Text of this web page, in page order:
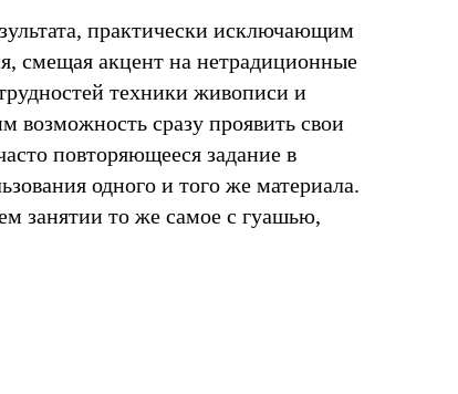
практически исключающим
смещая акцент на нетрадиционные
техники живописи и
возможность сразу проявить свои
повторяющееся задание в
одного и того же материала.
занятии то же самое с гуашью,